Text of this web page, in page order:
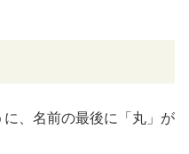
、名前の最後に「丸」が